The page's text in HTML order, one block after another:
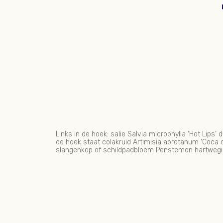
Links in de hoek: salie Salvia microphylla ‘Hot
de hoek staat colakruid Artimisia abrotanum ‘Coca
slangenkop of schildpadbloem Penstemon